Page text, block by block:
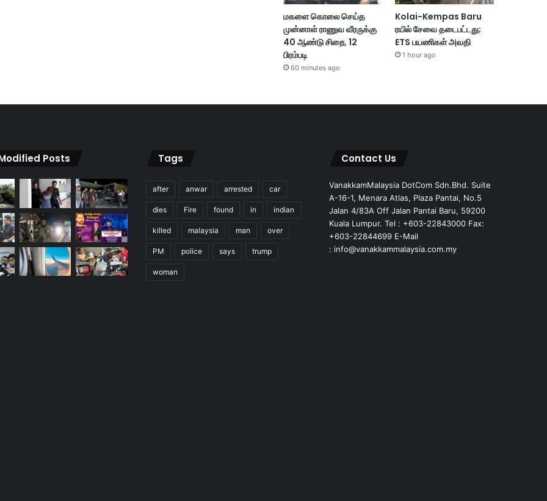
மகளை கொலை செய்த
முன்னாள் ராணுவ வீரருக்கு
40 ஆண்டு சிறை, 12
பிரம்படி
60 minutes ago
Kolai-Kempas Baru
ரயில் சேவை தடைபட்டது;
ETS பயணிகள் அவதி
1 hour ago
Posts Tags
after anwar arrested car
dies Fire found in indian
killed malaysia man over
PM police says trump
woman
Contact Us
VanakkamMalaysia DotCom Sdn.Bhd. Suite
A-16-1, Menara Atlas, Plaza Pantai, No.5
Jalan 4/83A Off Jalan Pantai Baru, 59200
Kuala Lumpur. Tel : +603-22843000 Fax:
+603-22844699 E-Mail
: info@vanakkammalaysia.com.my